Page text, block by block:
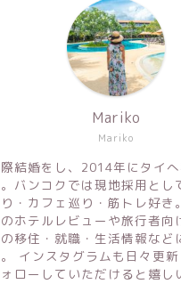
Mariko
Mariko
結婚をし、2014年にタイ
バンコクでは現地採用とし
・カフェ巡り・筋トレ好き
ホテルレビューや旅行者向
移住・就職・生活情報など
インスタグラムも日々更新
ローしていただけると嬉し